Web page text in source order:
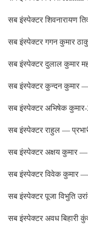
सब इंस्पेक्टर शिवनारायण
सब इंस्पेक्टर गगन कुमार
सब इंस्पेक्टर दुलाल कुमार
सब इंस्पेक्टर कुन्दन कुमार
सब इंस्पेक्टर अभिषेक कुमार-
सब इंस्पेक्टर राहुल —
सब इंस्पेक्टर अक्षय कुमार —
सब इंस्पेक्टर विवेक कुमार —
सब इंस्पेक्टर पूजा विभुति
सब इंस्पेक्टर अवध बिहारी